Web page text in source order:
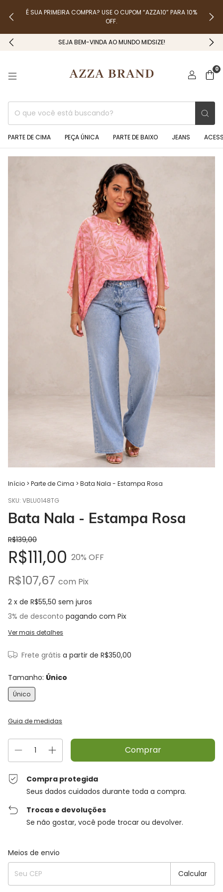
É SUA PRIMEIRA COMPRA? USE O CUPOM “AZZA10” PARA 10%
OFF.
SEJA BEM-VINDA AO MUNDO MIDSIZE!
0
PARTE DE CIMA PEÇA ÚNICA PARTE DE BAIXO JEANS
Início > Parte de Cima > Bata Nala - Estampa Rosa
SKU: VBLU0148TG
Bata Nala - Estampa Rosa
R$139,00
R$111,00 20% OFF
R$107,67 com Pix
2 x de R$55,50 sem juros
3% de desconto pagando com Pix
Ver mais detalhes
Frete grátis a partir de R$350,00
Tamanho: Único
Único
Guia de medidas
Compra protegida
Seus dados cuidados durante toda a compra.
Trocas e devoluções
Se não gostar, você pode trocar ou devolver.
Entregas para o CEP:
Meios de envio
Calcular